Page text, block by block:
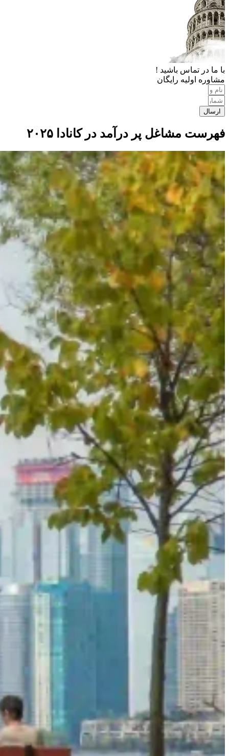
با ما در تماس باشید !
مشاوره اولیه رایگان
ارسال
فهرست مشاغل پر درآمد در کانادا ۲۰۲۵